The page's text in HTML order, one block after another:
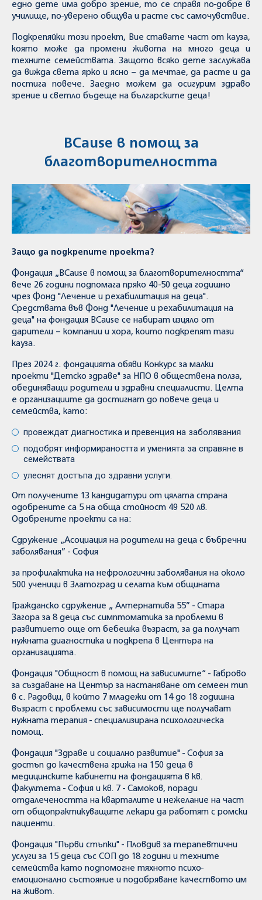
едно дете има добро зрение, то се справя по-добре в
училище, по-уверено общува и расте със самочувствие.
Подкрепяйки този проект, Вие ставате част от кауза,
която може да промени живота на много деца и
техните семействата. Защото всяко дете заслужава
да вижда света ярко и ясно – да мечтае, да расте и да
постига повече. Заедно можем да осигурим здраво
зрение и светло бъдеще на българските деца!
BCause в помощ за
благотворителността
Защо да подкрепите проекта?
Фондация „BCause в помощ за благотворителността“
вече 26 години подпомага пряко 40-50 деца годишно
чрез Фонд "Лечение и рехабилитация на деца".
Средствата във Фонд "Лечение и рехабилитация на
деца" на фондация BCause се набират изцяло от
дарители – компании и хора, които подкрепят тази
кауза.
През 2024 г. фондацията обяви Конкурс за малки
проекти "Детско здраве" за НПО в обществена полза,
обединяващи родители и здравни специалисти. Целта
е организациите да достигнат до повече деца и
семейства, като:
провеждат диагностика и превенция на заболявания
подобрят информираността и уменията за справяне в
семействата
улеснят достъпа до здравни услуги.
От получените 13 кандидатури от цялата страна
одобрените са 5 на обща стойност 49 520 лв.
Одобрените проекти са на:
Сдружение „Асоциация на родители на деца с бъбречни
заболявания” - София
за профилактика на нефрологични заболявания на около
500 ученици в Златоград и селата към общината
Гражданско сдружение „ Алтернатива 55” - Стара
Загора за 8 деца със симптоматика за проблеми в
развитието още от бебешка възраст, за да получат
нужната диагностика и подкрепа в Центъра на
организацията.
Фондация "Общност в помощ на зависимите“ - Габрово
за създаване на Център за настаняване от семеен тип
в с. Радовци, в който 7 младежи от 14 до 18 годишна
възраст с проблеми със зависимости ще получават
нужната терапия - специализирана психологическа
помощ.
Фондация "Здраве и социално развитие" - София за
достъп до качествена грижа на 150 деца в
медицинските кабинети на фондацията в кв.
Факултета - София и кв. 7 - Самоков, поради
отдалечеността на кварталите и нежелание на част
от общопрактикуващите лекари да работят с ромски
пациенти.
Фондация "Първи стъпки" - Пловдив за терапевтични
услуги за 15 деца със СОП до 18 години и техните
семейства като подпомогне тяхното психо-
емоционално състояние и подобряване качеството им
на живот.